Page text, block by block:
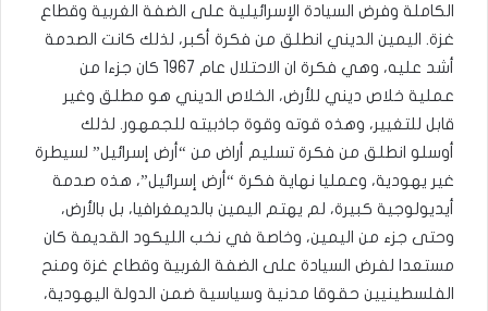
الكاملة وفرض السيادة الإسرائيلية على الضفة الغربية وقطاع
غزة. اليمين الديني انطلق من فكرة أكبر، لذلك كانت الصدمة
أشد عليه، وهي فكرة ان الاحتلال عام 1967 كان جزءا من
عملية خلاص ديني للأرض، الخلاص الديني هو مطلق وغير
قابل للتغيير، وهذه قوته وقوة جاذبيته للجمهور. لذلك
أوسلو انطلق من فكرة تسليم أراض من “أرض إسرائيل” لسيطرة
غير يهودية، وعمليا نهاية فكرة “أرض إسرائيل”، هذه صدمة
أيديولوجية كبيرة، لم يهتم اليمين بالديمغرافيا، بل بالأرض،
وحتى جزء من اليمين، وخاصة في نخب الليكود القديمة كان
مستعدا لفرض السيادة على الضفة الغربية وقطاع غزة ومنح
الفلسطينيين حقوقا مدنية وسياسية ضمن الدولة اليهودية،